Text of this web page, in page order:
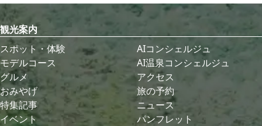
観光案内
スポット・体験
モデルコース
グルメ
おみやげ
特集記事
イベント
AIコンシェルジュ
AI温泉コンシェルジュ
アクセス
旅の予約
ニュース
パンフレット